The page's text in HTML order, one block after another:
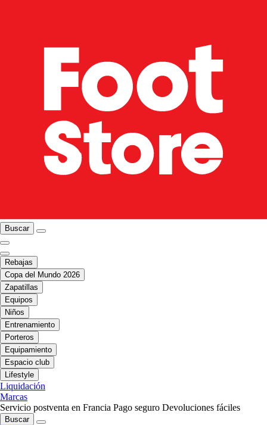
Buscar
Rebajas
Copa del Mundo 2026
Zapatillas
Equipos
Niños
Entrenamiento
Porteros
Equipamiento
Espacio club
Lifestyle
Liquidación
Marcas
Servicio postventa en Francia Pago seguro Devoluciones fáciles
Buscar